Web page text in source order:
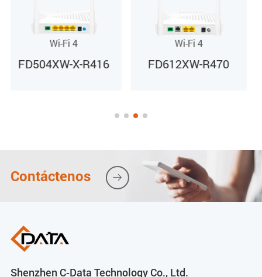
Impedancia RF
Potencia óptica de entrada
78 dBuV (@-12 dBm @85 MHz) (con AGC)
Pérdida de retorno de salida RF
Indicadores
PWR / PON / LOS / GE / FE / TEL / CATV/ WIFI /INT /
Wi-Fi 4
FD612XW-R470
Wi-Fi 4
FD712XW-R460
Contáctenos 
Shenzhen C-Data Technology Co., Ltd.